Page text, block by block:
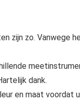
zijn zo. Vanwege
dank.
en maat voordat